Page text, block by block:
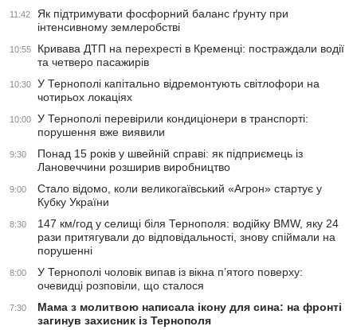
11:42
Як підтримувати фосфорний баланс ґрунту при
інтенсивному землеробстві
10:55
Кривава ДТП на перехресті в Кременці: постраждали водії
та четверо пасажирів
10:30
У Тернополі капітально відремонтують світлофори на
чотирьох локаціях
10:00
У Тернополі перевірили кондиціонери в транспорті:
порушення вже виявили
9:30
Понад 15 років у швейній справі: як підприємець із
Лановеччини розширив виробництво
9:00
Стало відомо, коли великогаївський «Агрон» стартує у
Кубку України
8:30
147 км/год у селищі біля Тернополя: водійку BMW, яку 24
рази притягували до відповідальності, знову спіймали на
порушенні
8:00
У Тернополі чоловік випав із вікна п’ятого поверху:
очевидці розповіли, що сталося
7:30
Мама з молитвою написала ікону для сина: на фронті
загинув захисник із Тернополя